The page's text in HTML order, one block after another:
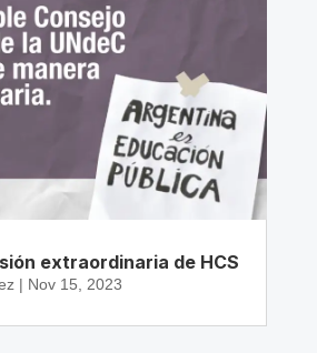
extraordinaria de HCS
| Nov 15, 2023